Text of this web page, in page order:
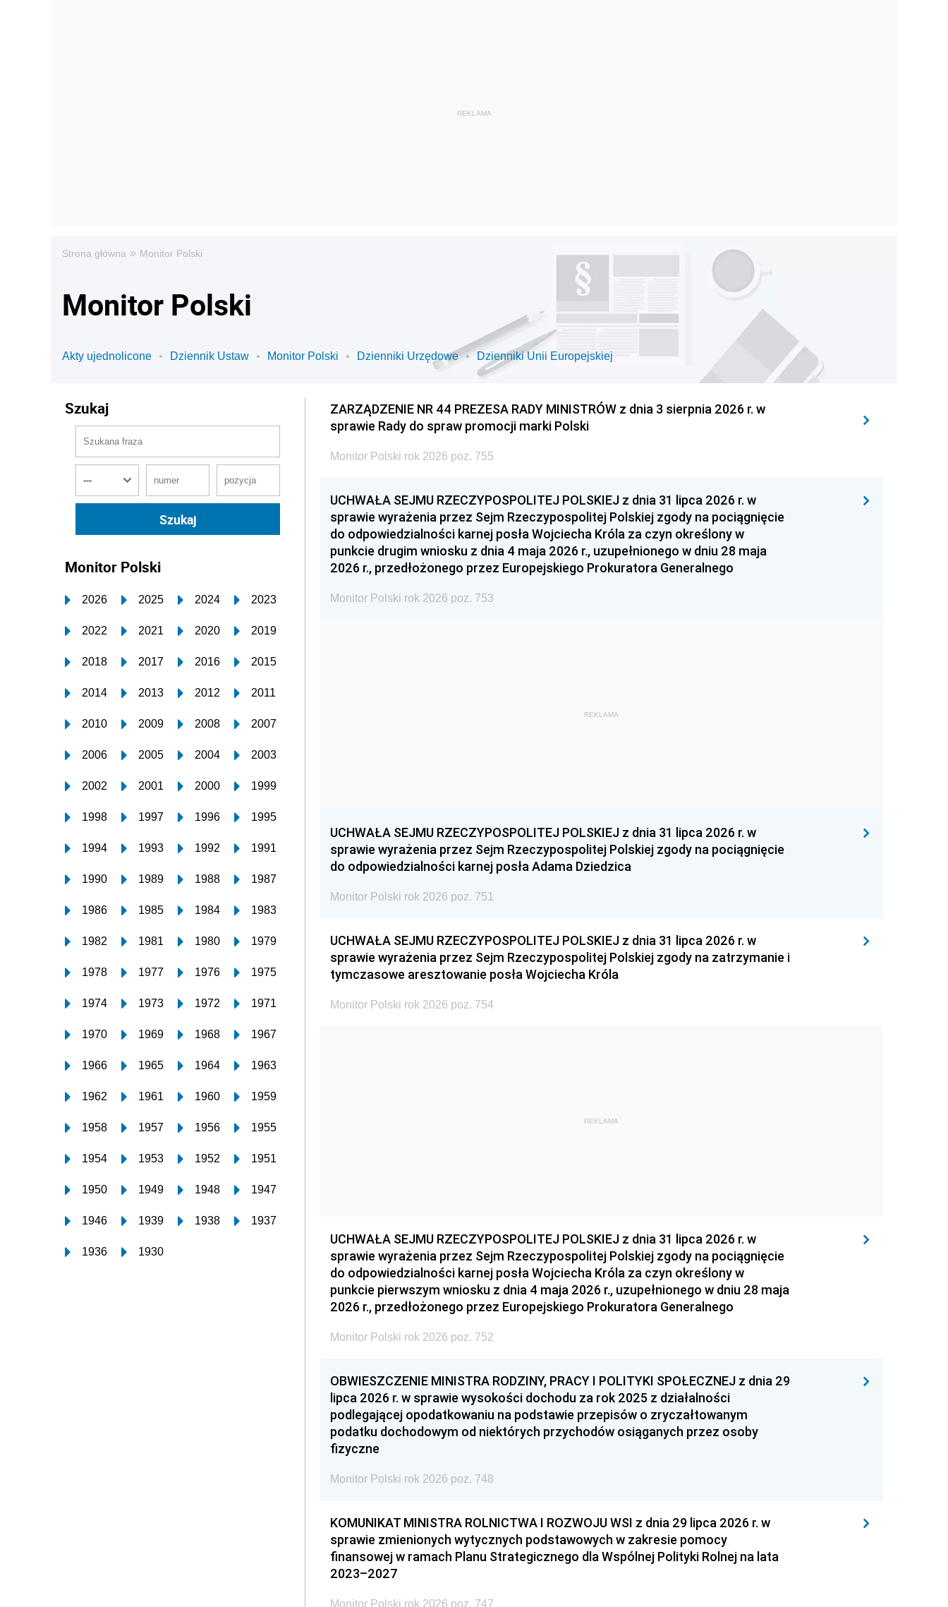
Strona główna » Monitor Polski
Monitor Polski
Akty ujednolicone Dziennik Ustaw Monitor Polski Dzienniki Urzędowe Dzienniki Unii Europejskiej
Szukaj
Monitor Polski
2026 2025 2024 2023
2022 2021 2020 2019
2018 2017 2016 2015
2014 2013 2012 2011
2010 2009 2008 2007
2006 2005 2004 2003
2002 2001 2000 1999
1998 1997 1996 1995
1994 1993 1992 1991
1990 1989 1988 1987
1986 1985 1984 1983
1982 1981 1980 1979
1978 1977 1976 1975
1974 1973 1972 1971
1970 1969 1968 1967
1966 1965 1964 1963
1962 1961 1960 1959
1958 1957 1956 1955
1954 1953 1952 1951
1950 1949 1948 1947
1946 1939 1938 1937
1936 1930
ZARZĄDZENIE NR 44 PREZESA RADY MINISTRÓW z dnia 3 sierpnia 2026 r. w
sprawie Rady do spraw promocji marki Polski
Monitor Polski rok 2026 poz. 755
UCHWAŁA SEJMU RZECZYPOSPOLITEJ POLSKIEJ z dnia 31 lipca 2026 r. w
sprawie wyrażenia przez Sejm Rzeczypospolitej Polskiej zgody na pociągnięcie
do odpowiedzialności karnej posła Wojciecha Króla za czyn określony w
punkcie drugim wniosku z dnia 4 maja 2026 r., uzupełnionego w dniu 28 maja
2026 r., przedłożonego przez Europejskiego Prokuratora Generalnego
Monitor Polski rok 2026 poz. 753
REKLAMA
UCHWAŁA SEJMU RZECZYPOSPOLITEJ POLSKIEJ z dnia 31 lipca 2026 r. w
sprawie wyrażenia przez Sejm Rzeczypospolitej Polskiej zgody na pociągnięcie
do odpowiedzialności karnej posła Adama Dziedzica
Monitor Polski rok 2026 poz. 751
UCHWAŁA SEJMU RZECZYPOSPOLITEJ POLSKIEJ z dnia 31 lipca 2026 r. w
sprawie wyrażenia przez Sejm Rzeczypospolitej Polskiej zgody na zatrzymanie i
tymczasowe aresztowanie posła Wojciecha Króla
Monitor Polski rok 2026 poz. 754
REKLAMA
UCHWAŁA SEJMU RZECZYPOSPOLITEJ POLSKIEJ z dnia 31 lipca 2026 r. w
sprawie wyrażenia przez Sejm Rzeczypospolitej Polskiej zgody na pociągnięcie
do odpowiedzialności karnej posła Wojciecha Króla za czyn określony w
punkcie pierwszym wniosku z dnia 4 maja 2026 r., uzupełnionego w dniu 28 maja
2026 r., przedłożonego przez Europejskiego Prokuratora Generalnego
Monitor Polski rok 2026 poz. 752
OBWIESZCZENIE MINISTRA RODZINY, PRACY I POLITYKI SPOŁECZNEJ z dnia 29
lipca 2026 r. w sprawie wysokości dochodu za rok 2025 z działalności
podlegającej opodatkowaniu na podstawie przepisów o zryczałtowanym
podatku dochodowym od niektórych przychodów osiąganych przez osoby
fizyczne
Monitor Polski rok 2026 poz. 748
KOMUNIKAT MINISTRA ROLNICTWA I ROZWOJU WSI z dnia 29 lipca 2026 r. w
sprawie zmienionych wytycznych podstawowych w zakresie pomocy
finansowej w ramach Planu Strategicznego dla Wspólnej Polityki Rolnej na lata
2023–2027
Monitor Polski rok 2026 poz. 747